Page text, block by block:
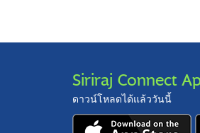
Siriraj Connect
ดาวน์โหลดได้แล้ววันนี้